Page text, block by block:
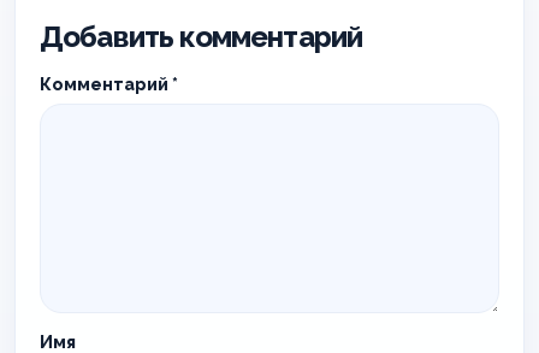
Добавить комментарий
Комментарий *
Имя